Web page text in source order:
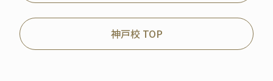
神戸校 TOP